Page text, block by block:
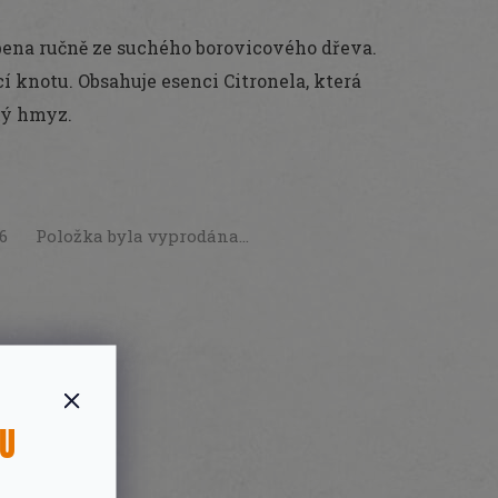
Položka byla vyprodána…
ručně ze suchého borovicového dřeva.
knotu. Obsahuje esenci Citronela, která
hmyz.